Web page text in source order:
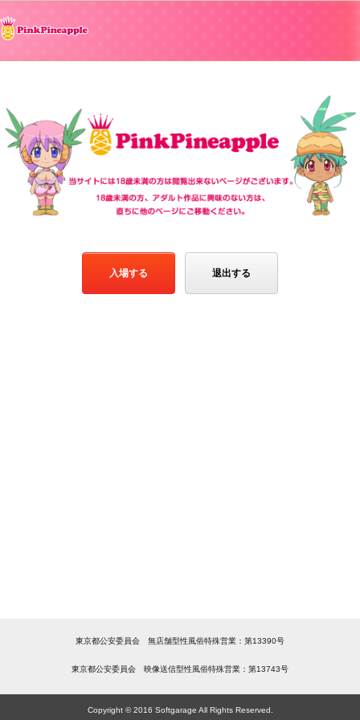
入場する 退出する
東京都公安委員会 無店舗型性風俗特殊営業：第13390号
東京都公安委員会 映像送信型性風俗特殊営業：第13743号
Copyright © 2016 Softgarage All Rights Reserved.